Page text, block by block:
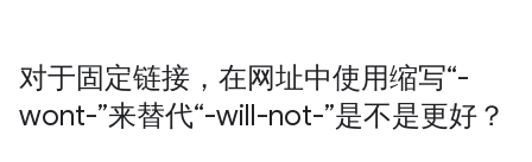
对于固定链接，在网址中使用缩写“-
wont-”来替代“-will-not-”是不是更好？